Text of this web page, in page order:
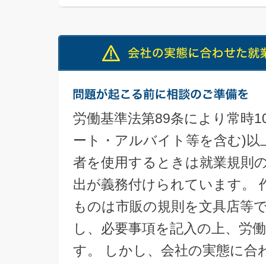
労働基準法第89条により常時
ート・アルバイト等を含む)以
者を使用するときは就業規則
出が義務付けられています。
ものは市販の規則を文具店等
し、必要事項を記入の上、労
す。 しかし、会社の実態に合